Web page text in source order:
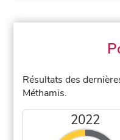
Résultats des
Méthamis.
2022